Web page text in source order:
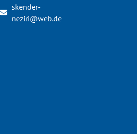
skender-
neziri@web.de